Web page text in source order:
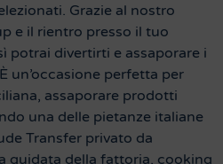
Grazie al nostro
e il rientro presso il tuo
potrai divertirti e assaporare i
un’occasione perfetta per
assaporare prodotti
una delle pietanze italiane
Transfer privato da
guidata della fattoria, cooking